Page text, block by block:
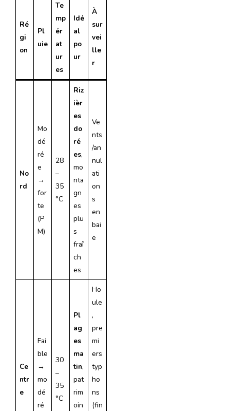
Ré
gi
on
Pl
uie
Te
mp
ér
at
ur
es
Idé
al
po
ur
À
sur
vei
lle
r
No
rd
Mo
dé
ré
e
→
for
te
(P
M)
28
–
35
°C
Riz
ièr
es
do
ré
es,
mo
nta
gn
es
plu
s
fraî
ch
es
Ve
nts
/an
nul
ati
on
s
en
bai
e
Ce
ntr
e
Fai
ble
→
mo
dé
ré
30
–
35
°C
Pl
ag
es
ma
tin,
pat
rim
oin
Ho
ule
,
pre
mi
ers
typ
ho
ns
(fin